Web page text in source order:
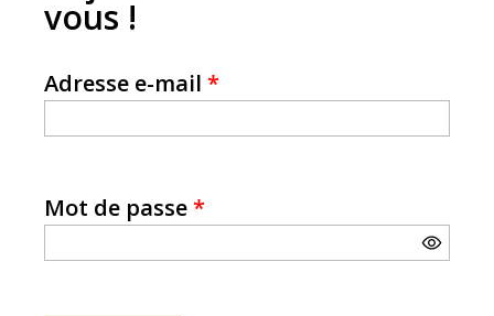
vous !
Adresse e-mail *
Mot de passe*